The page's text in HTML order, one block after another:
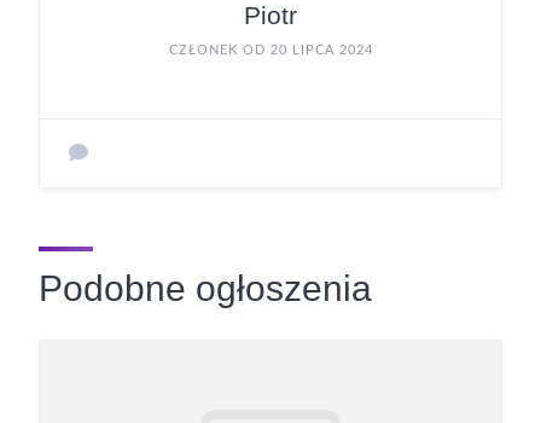
Piotr
CZŁONEK OD 20 LIPCA 2024
Podobne ogłoszenia